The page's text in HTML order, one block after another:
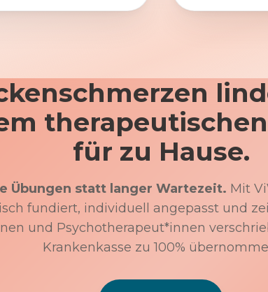
für zu Hause.
Übungen statt langer Wartezeit. Mit
fundiert, individuell angepasst und
und Psychotherapeut*innen
Krankenkasse zu 100%